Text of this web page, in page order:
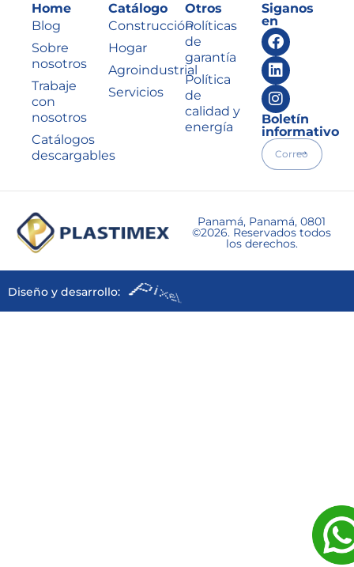
Home
Blog
Sobre
nosotros
Trabaje
con
nosotros
Catálogos
descargables
Catálogo
Construcción
Hogar
Agroindustrial
Servicios
Otros
Políticas
de
garantía
Política
de
calidad y
energía
Siganos
en
Boletín
informativo
Panamá, Panamá, 0801
©2026. Reservados todos
los derechos.
Diseño y desarrollo: